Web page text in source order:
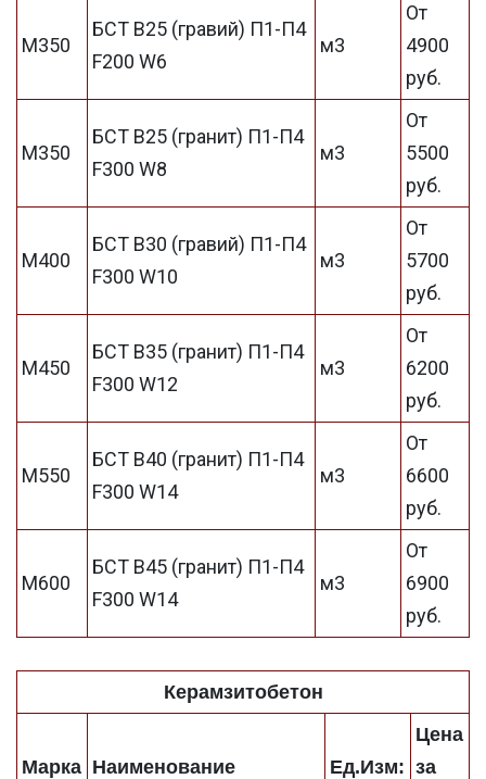
М350
БСТ В25 (гравий) П1-П4
F200 W6
м3
От
4900
руб.
М350
БСТ В25 (гранит) П1-П4
F300 W8
м3
От
5500
руб.
М400
БСТ В30 (гравий) П1-П4
F300 W10
м3
От
5700
руб.
М450
БСТ В35 (гранит) П1-П4
F300 W12
м3
От
6200
руб.
М550
БСТ В40 (гранит) П1-П4
F300 W14
м3
От
6600
руб.
М600
БСТ В45 (гранит) П1-П4
F300 W14
м3
От
6900
руб.
Керамзитобетон
Марка Наименование Ед.Изм:
Цена
за